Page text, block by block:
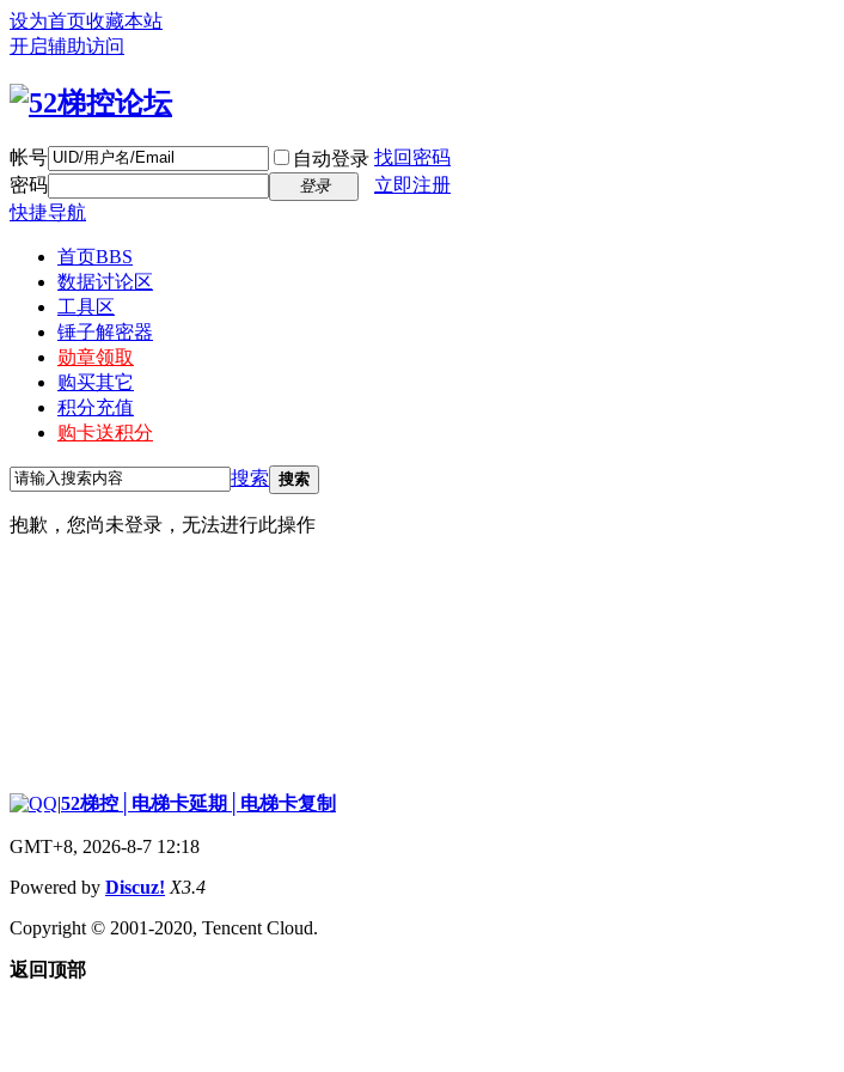
设为首页收藏本站
开启辅助访问
帐号 自动登录 找回密码
密码
登录
立即注册
快捷导航
首页BBS
数据讨论区
工具区
锤子解密器
勋章领取
购买其它
积分充值
购卡送积分
搜索 搜索
抱歉，您尚未登录，无法进行此操作
|52梯控│电梯卡延期│电梯卡复制
GMT+8, 2026-8-7 12:18
Powered by Discuz! X3.4
Copyright © 2001-2020, Tencent Cloud.
返回顶部